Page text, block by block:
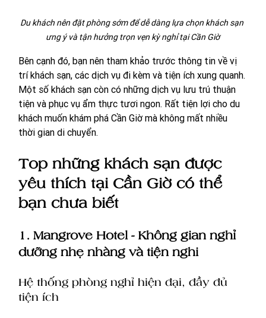
Du khách nên đặt phòng sớm để dễ dàng lựa chọn khách sạn
ưng ý và tận hưởng trọn vẹn kỳ nghỉ tại Cần Giờ
Bên cạnh đó, bạn nên tham khảo trước thông tin về vị
trí khách sạn, các dịch vụ đi kèm và tiện ích xung quanh.
Một số khách sạn còn có những dịch vụ lưu trú thuận
tiện và phục vụ ẩm thực tươi ngon. Rất tiện lợi cho du
khách muốn khám phá Cần Giờ mà không mất nhiều
thời gian di chuyển.
Top những khách sạn được
yêu thích tại Cần Giờ có thể
bạn chưa biết
1. Mangrove Hotel - Không gian nghỉ
dưỡng nhẹ nhàng và tiện nghi
Hệ thống phòng nghỉ hiện đại, đầy đủ
tiện ích